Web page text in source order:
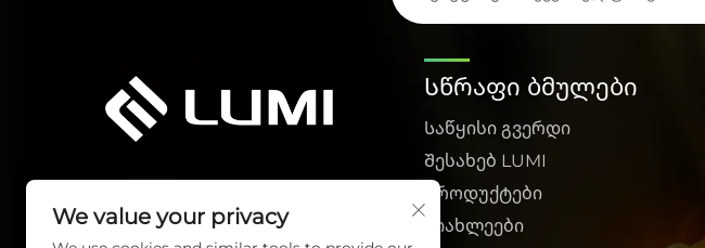
Სწრაფი ბმულები
Საწყისი გვერდი
Შესახებ LUMI
Პროდუქტები
Სიახლეები
We value your privacy